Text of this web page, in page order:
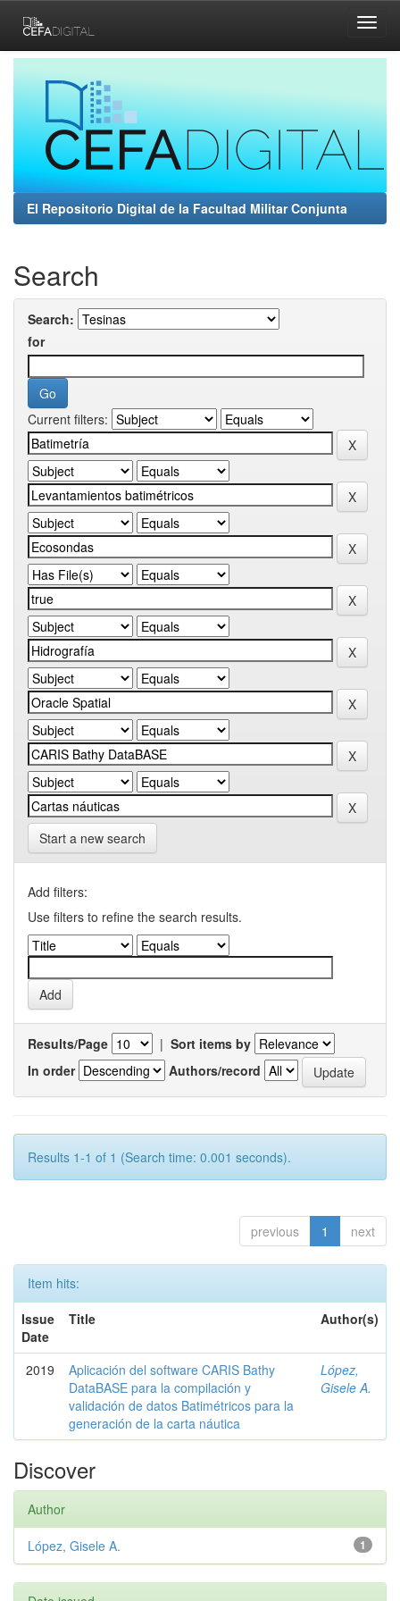
navigation
El Repositorio Digital de la Facultad Militar Conjunta
Search
Search:
for
Current filters:
Start a new search
Add filters:
Use filters to refine the search results.
Results/Page | Sort items by
In order
Authors/record
Results 1-1 of 1 (Search time: 0.001 seconds).
previous 1 next
Item hits:
Issue
Date
Title Author(s)
2019
Aplicación del software CARIS Bathy
DataBASE para la compilación y
validación de datos Batimétricos para la
generación de la carta náutica
López,
Gisele A.
Discover
Author
1
López, Gisele A.